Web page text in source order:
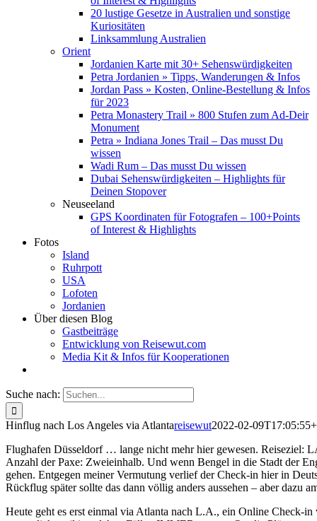
20 lustige Gesetze in Australien und sonstige
Kuriositäten
Linksammlung Australien
Orient
Jordanien Karte mit 30+ Sehenswürdigkeiten
Petra Jordanien » Tipps, Wanderungen & Infos
Jordan Pass » Kosten, Online-Bestellung & Infos
für 2023
Petra Monastery Trail » 800 Stufen zum Ad-Deir
Monument
Petra » Indiana Jones Trail – Das musst Du
wissen
Wadi Rum – Das musst Du wissen
Dubai Sehenswürdigkeiten – Highlights für
Deinen Stopover
Neuseeland
GPS Koordinaten für Fotografen – 100+Points
of Interest & Highlights
Fotos
Island
Ruhrpott
USA
Lofoten
Jordanien
Über diesen Blog
Gastbeiträge
Entwicklung von Reisewut.com
Media Kit & Infos für Kooperationen
Suche nach:
Hinflug nach Los Angeles via Atlantareisewut2022-02-
Flughafen Düsseldorf … lange nicht mehr hier gewesen. Reiseziel:
Anzahl der Paxe: Zweieinhalb. Und wenn Bengel in die Stadt der
gehen. Entgegen meiner Vermutung verlief der Check-in hier in
Rückflug später sollte das dann völlig anders aussehen – aber dazu
Heute geht es erst einmal via Atlanta nach L.A., ein Online Check-